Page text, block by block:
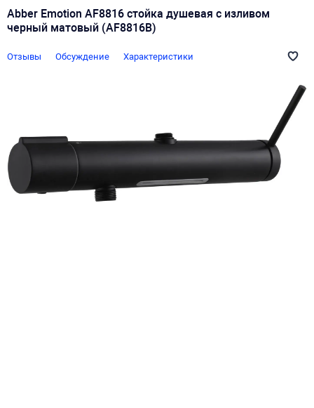
Abber Emotion AF8816 стойка душевая с изливом
черный матовый (AF8816B)
Отзывы Обсуждение Характеристики